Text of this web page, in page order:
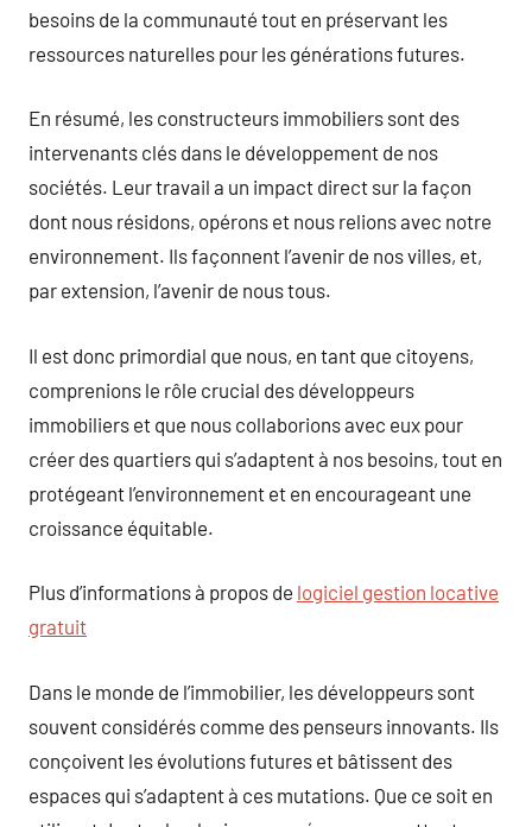
besoins de la communauté tout en préservant les
ressources naturelles pour les générations futures.
En résumé, les constructeurs immobiliers sont des
intervenants clés dans le développement de nos
sociétés. Leur travail a un impact direct sur la façon
dont nous résidons, opérons et nous relions avec notre
environnement. Ils façonnent l’avenir de nos villes, et,
par extension, l’avenir de nous tous.
Il est donc primordial que nous, en tant que citoyens,
comprenions le rôle crucial des développeurs
immobiliers et que nous collaborions avec eux pour
créer des quartiers qui s’adaptent à nos besoins, tout en
protégeant l’environnement et en encourageant une
croissance équitable.
Plus d’informations à propos de logiciel gestion locative
gratuit
Dans le monde de l’immobilier, les développeurs sont
souvent considérés comme des penseurs innovants. Ils
conçoivent les évolutions futures et bâtissent des
espaces qui s’adaptent à ces mutations. Que ce soit en